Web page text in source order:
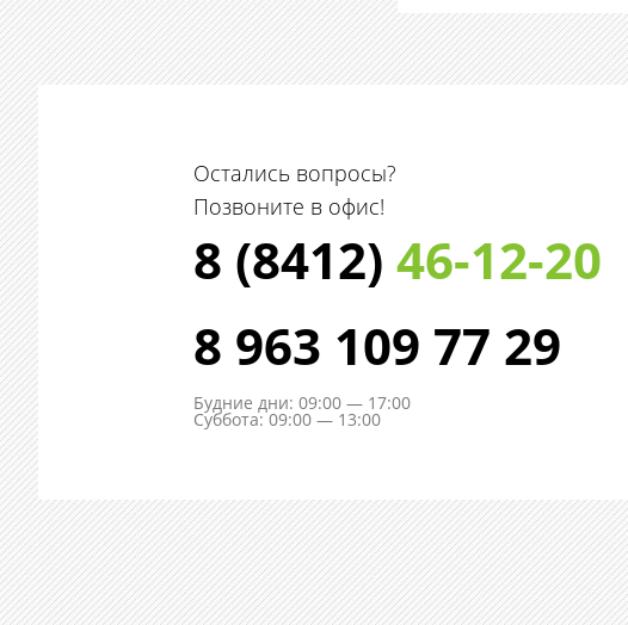
Остались вопросы?
Позвоните в офис!
8 (8412) 46-12-20
8 963 109 77 29
Будние дни: 09:00 — 17:00
Суббота: 09:00 — 13:00